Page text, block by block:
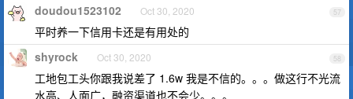
57
doudou1523102 Oct 30, 2020
平时养一下信用卡还是有用处的
58
shyrock Oct 30, 2020
工地包工头你跟我说差了 1.6w 我是不信的。。。做这行不光流
水高、人面广，融资渠道也不会少。。。